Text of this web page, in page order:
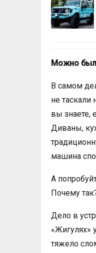
Можно
В самом
не
вы знаете,
Диваны,
машина
А
Почему
Дело в
«Жигулях»
тяжело